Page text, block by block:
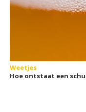
Weetjes
Hoe ontstaat een